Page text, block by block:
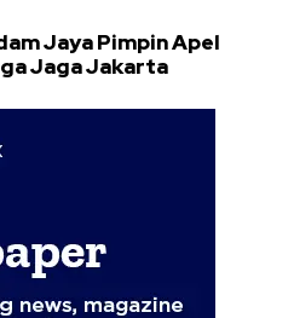
Jaya Pimpin Apel
Jaga Jakarta